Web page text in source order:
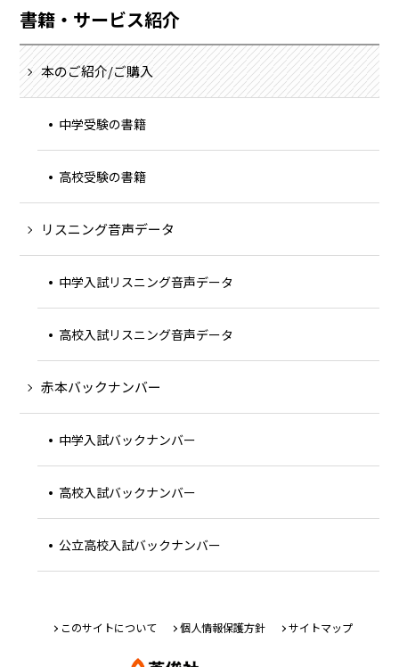
書籍・サービス紹介
本のご紹介/ご購入
中学受験の書籍
高校受験の書籍
リスニング音声データ
中学入試リスニング音声データ
高校入試リスニング音声データ
赤本バックナンバー
中学入試バックナンバー
高校入試バックナンバー
公立高校入試バックナンバー
このサイトについて 個人情報保護方針 サイトマップ